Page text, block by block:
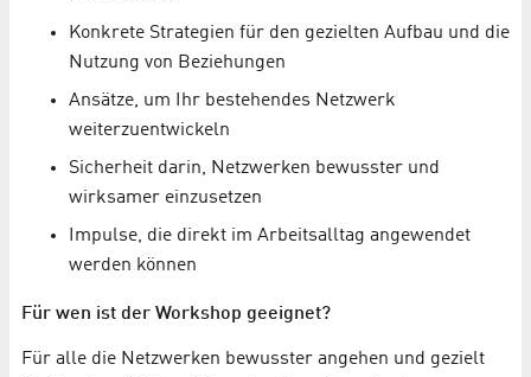
Konkrete Strategien für den gezielten Aufbau und die
Nutzung von Beziehungen
Ansätze, um Ihr bestehendes Netzwerk
weiterzuentwickeln
Sicherheit darin, Netzwerken bewusster und
wirksamer einzusetzen
Impulse, die direkt im Arbeitsalltag angewendet
werden können
Für wen ist der Workshop geeignet?
Für alle die Netzwerken bewusster angehen und gezielt